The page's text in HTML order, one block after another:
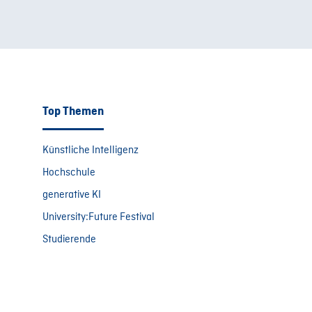
Top Themen
Künstliche Intelligenz
Hochschule
generative KI
University:Future Festival
Studierende